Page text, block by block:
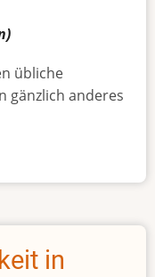
übliche
gänzlich anderes
in